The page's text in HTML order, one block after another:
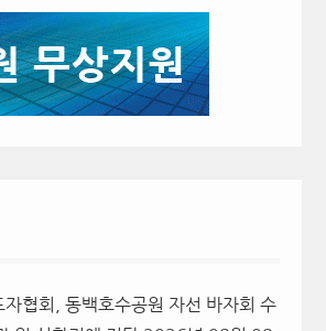
자협회, 동백호수공원 자선 바자회 수